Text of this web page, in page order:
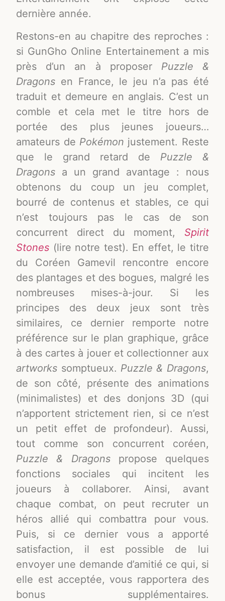
dernière année.
Restons-en au chapitre des reproches :
si GunGho Online Entertainement a mis
près d’un an à proposer Puzzle &
Dragons en France, le jeu n’a pas été
traduit et demeure en anglais. C’est un
comble et cela met le titre hors de
portée des plus jeunes joueurs…
amateurs de Pokémon justement. Reste
que le grand retard de Puzzle &
Dragons a un grand avantage : nous
obtenons du coup un jeu complet,
bourré de contenus et stables, ce qui
n’est toujours pas le cas de son
concurrent direct du moment, Spirit
Stones (lire notre test). En effet, le titre
du Coréen Gamevil rencontre encore
des plantages et des bogues, malgré les
nombreuses mises-à-jour. Si les
principes des deux jeux sont très
similaires, ce dernier remporte notre
préférence sur le plan graphique, grâce
à des cartes à jouer et collectionner aux
artworks somptueux. Puzzle & Dragons,
de son côté, présente des animations
(minimalistes) et des donjons 3D (qui
n’apportent strictement rien, si ce n’est
un petit effet de profondeur). Aussi,
tout comme son concurrent coréen,
Puzzle & Dragonspropose quelques
fonctions sociales qui incitent les
joueurs à collaborer. Ainsi, avant
chaque combat, on peut recruter un
héros allié qui combattra pour vous.
Puis, si ce dernier vous a apporté
satisfaction, il est possible de lui
envoyer une demande d’amitié ce qui, si
elle est acceptée, vous rapportera des
bonus supplémentaires.